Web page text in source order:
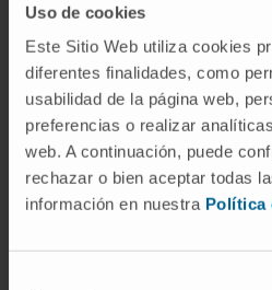
Uso de cookies
Este Sitio Web utiliza cookies
diferentes finalidades, como
usabilidad de la página web,
preferencias o realizar
web. A continuación, puede
rechazar o bien aceptar todas
información en nuestra Política
Referencia
focal
Junto a ello, los
hace más de once años la
electroporación
dirigida a pacientes
localizados que permite
de intervenir toda la